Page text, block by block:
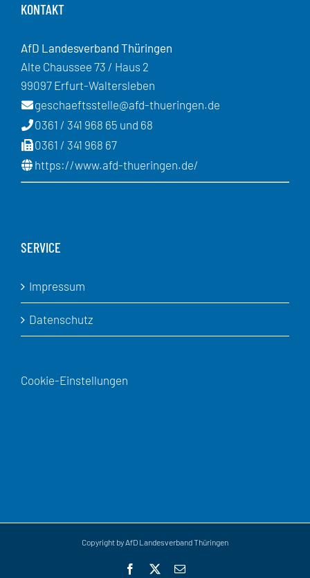
KONTAKT
AfD Landesverband Thüringen
Alte Chaussee 73 / Haus 2
99097 Erfurt-Waltersleben
geschaeftsstelle@afd-thueringen.de
0361 / 341 968 65 und 68
0361 / 341 968 67
https://www.afd-thueringen.de/
SERVICE
Impressum
Datenschutz
Cookie-Einstellungen
Copyright by AfD Landesverband Thüringen
Facebook
E-